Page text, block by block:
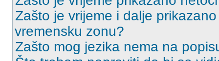
Zašto je vrijeme i dalje
vremensku zonu?
Zašto mog jezika nema na